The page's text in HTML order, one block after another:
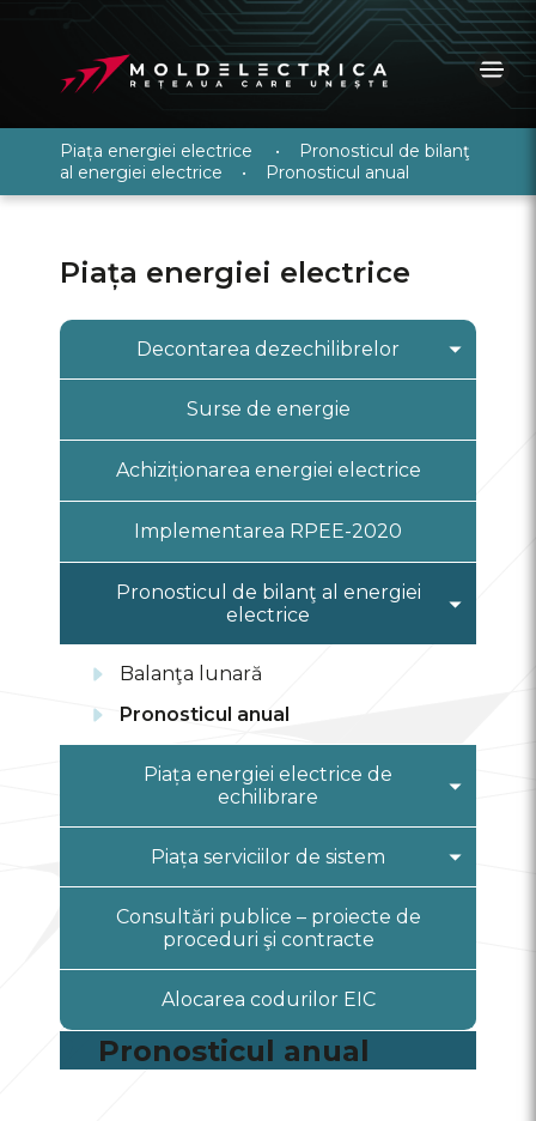
Piața energiei electrice •
Pronosticul de bilanţ
al energiei electrice • Pronosticul anual
Piața energiei electrice
Decontarea dezechilibrelor
Informații generale
Înregistrare PRE
Sistem informațional “Piața angro
Prețurile DEZ
Surse de energie
Achiziționarea energiei electrice
Implementarea RPEE-2020
Pronosticul de bilanţ al energiei
electrice
Balanţа lunară
Pronosticul anual
Piața energiei electrice de
echilibrare
Informații generale
cadru
Rezultate pe Piața energiei
Piața serviciilor de sistem
Informații generale
Lista procedurilor și contractelor
de sistem
Consultări publice – proiecte de
proceduri şi contracte
Alocarea codurilor EIC
Pronosticul anual